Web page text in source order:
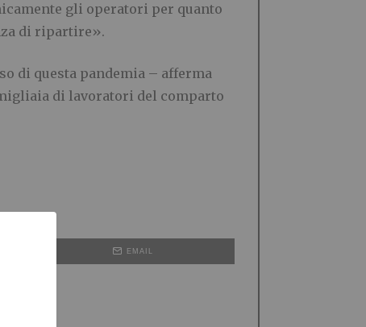
gli operatori per quanto
di ripartire».
di questa pandemia – afferma
di lavoratori del comparto
EMAIL